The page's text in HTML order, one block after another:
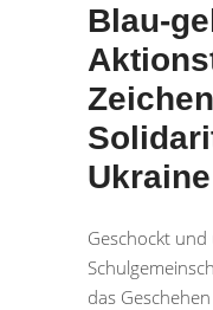
Blau-
Ukraine
Geschockt
das